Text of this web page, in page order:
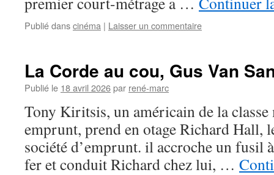
Publié danscinéma | Laisser un commentaire
La Corde au cou, Gus Van
Publié le 18 avril 2026par rené-marc
Tony Kiritsis, un américain de la
emprunt, prend en otage Richard Hall,
société d’emprunt. il accroche un fusil
fer et conduit Richard chez lui, …